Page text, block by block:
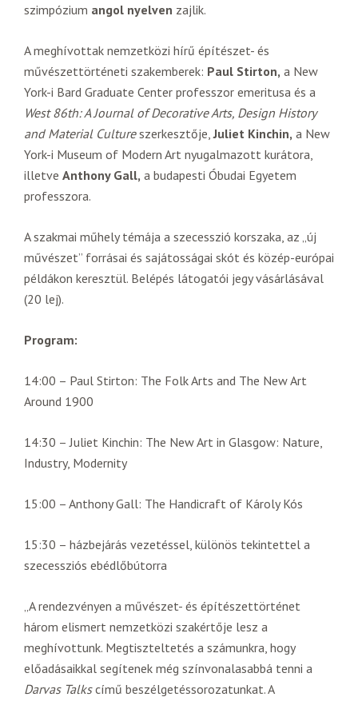
szimpózium angol nyelven zajlik.
A meghívottak nemzetközi hírű építészet- és
művészettörténeti szakemberek: Paul Stirton, a New
York-i Bard Graduate Center professzor emeritusa és a
West 86th: A Journal of Decorative Arts, Design History
and Material Cultureszerkesztője,Juliet Kinchin, a New
York-i Museum of Modern Art nyugalmazott kurátora,
illetve Anthony Gall, a budapesti Óbudai Egyetem
professzora.
A szakmai műhely témája a szecesszió korszaka, az „új
művészet” forrásai és sajátosságai skót és közép-európai
példákon keresztül. Belépés látogatói jegy vásárlásával
(20 lej).
Program:
14:00 – Paul Stirton: The Folk Arts and The New Art
Around 1900
14:30 – Juliet Kinchin: The New Art in Glasgow: Nature,
Industry, Modernity
15:00 – Anthony Gall: The Handicraft of Károly Kós
15:30 – házbejárás vezetéssel, különös tekintettel a
szecessziós ebédlőbútorra
„A rendezvényen a művészet- és építészettörténet
három elismert nemzetközi szakértője lesz a
meghívottunk. Megtiszteltetés a számunkra, hogy
előadásaikkal segítenek még színvonalasabbá tenni a
Darvas Talkscímű beszélgetéssorozatunkat. A